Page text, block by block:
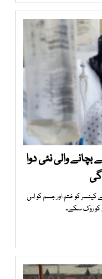
والی نئی دوا
کینسر کو ختم اور جسم کو اس
کو روک سکے۔